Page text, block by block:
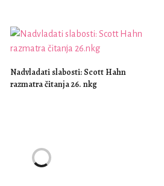
Nadvladati slabosti: Scott Hahn
razmatra čitanja 26. nkg